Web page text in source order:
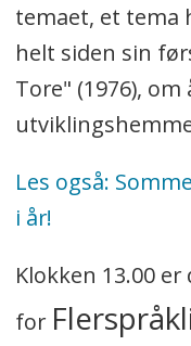
temaet, et
helt siden sin
Tore" (1976),
Les også:
i år!
Klokken 13.00
for